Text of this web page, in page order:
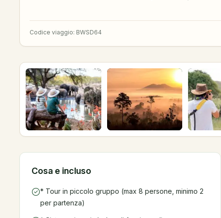
Codice viaggio: BWSD64
Cosa e incluso
* Tour in piccolo gruppo (max 8 persone, minimo 2
per partenza)